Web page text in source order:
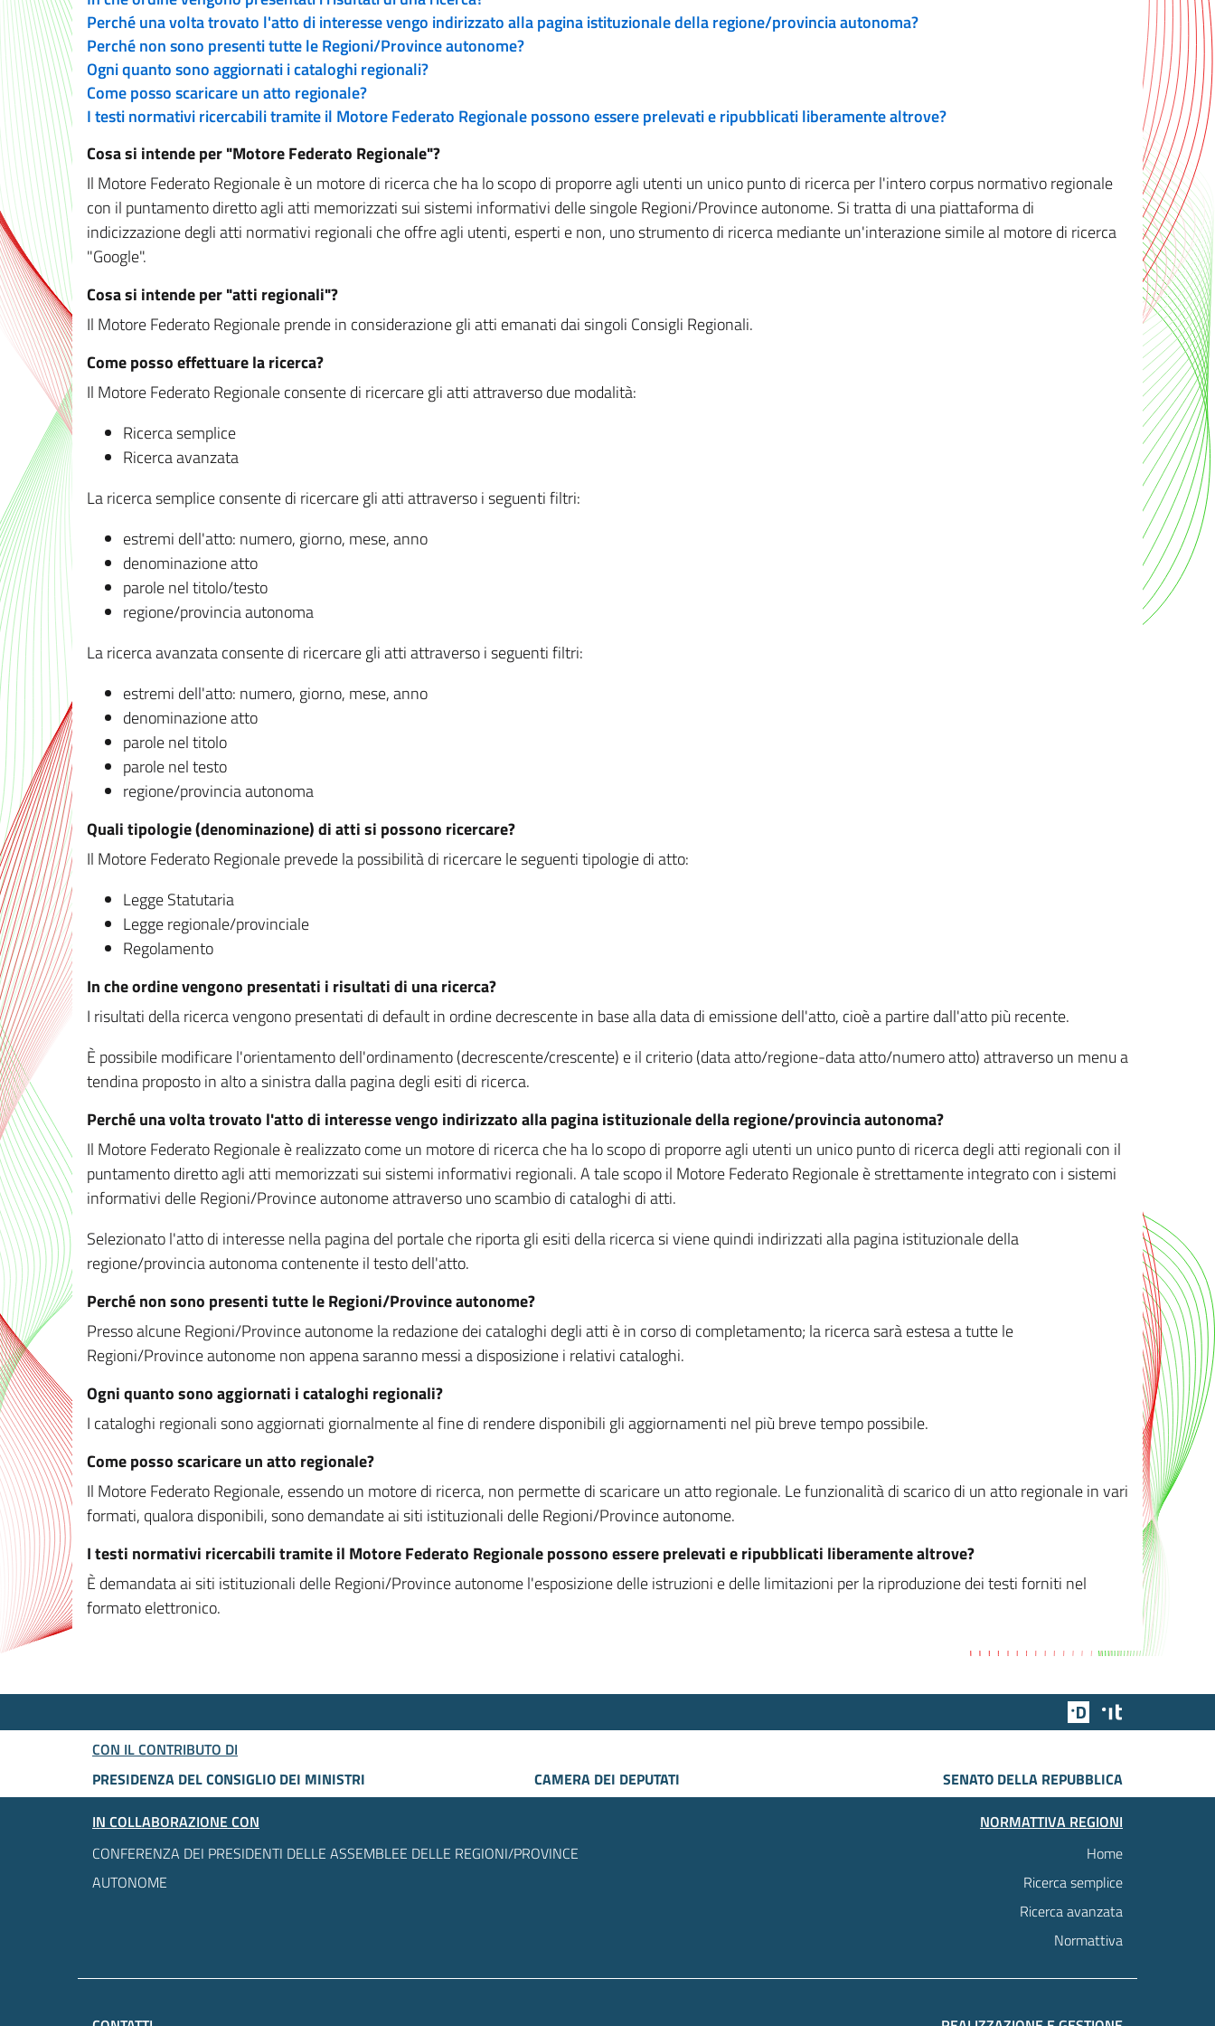
Perché una volta trovato l'atto di interesse vengo indirizzato alla pagina istituzionale della regione/provincia autonoma?
Perché non sono presenti tutte le Regioni/Province autonome?
Ogni quanto sono aggiornati i cataloghi regionali?
Come posso scaricare un atto regionale?
I testi normativi ricercabili tramite il Motore Federato Regionale possono essere prelevati e ripubblicati liberamente altrove?
Cosa si intende per "Motore Federato Regionale"?
Il Motore Federato Regionale è un motore di ricerca che ha lo scopo di proporre agli utenti un unico punto di ricerca per l'intero corpus normativo regionale
con il puntamento diretto agli atti memorizzati sui sistemi informativi delle singole Regioni/Province autonome. Si tratta di una piattaforma di
indicizzazione degli atti normativi regionali che offre agli utenti, esperti e non, uno strumento di ricerca mediante un'interazione simile al motore di ricerca
"Google".
Cosa si intende per "atti regionali"?
Il Motore Federato Regionale prende in considerazione gli atti emanati dai singoli Consigli Regionali.
Come posso effettuare la ricerca?
Il Motore Federato Regionale consente di ricercare gli atti attraverso due modalità:
Ricerca semplice
Ricerca avanzata
La ricerca semplice consente di ricercare gli atti attraverso i seguenti filtri:
estremi dell'atto: numero, giorno, mese, anno
denominazione atto
parole nel titolo/testo
regione/provincia autonoma
La ricerca avanzata consente di ricercare gli atti attraverso i seguenti filtri:
estremi dell'atto: numero, giorno, mese, anno
denominazione atto
parole nel titolo
parole nel testo
regione/provincia autonoma
Quali tipologie (denominazione) di atti si possono ricercare?
Il Motore Federato Regionale prevede la possibilità di ricercare le seguenti tipologie di atto:
Legge Statutaria
Legge regionale/provinciale
Regolamento
In che ordine vengono presentati i risultati di una ricerca?
I risultati della ricerca vengono presentati di default in ordine decrescente in base alla data di emissione dell'atto, cioè a partire dall'atto più recente.
È possibile modificare l'orientamento dell'ordinamento (decrescente/crescente) e il criterio (data atto/regione-data atto/numero atto) attraverso un menu a
tendina proposto in alto a sinistra dalla pagina degli esiti di ricerca.
Perché una volta trovato l'atto di interesse vengo indirizzato alla pagina istituzionale della regione/provincia autonoma?
Il Motore Federato Regionale è realizzato come un motore di ricerca che ha lo scopo di proporre agli utenti un unico punto di ricerca degli atti regionali con il
puntamento diretto agli atti memorizzati sui sistemi informativi regionali. A tale scopo il Motore Federato Regionale è strettamente integrato con i sistemi
informativi delle Regioni/Province autonome attraverso uno scambio di cataloghi di atti.
Selezionato l'atto di interesse nella pagina del portale che riporta gli esiti della ricerca si viene quindi indirizzati alla pagina istituzionale della
regione/provincia autonoma contenente il testo dell'atto.
Perché non sono presenti tutte le Regioni/Province autonome?
Presso alcune Regioni/Province autonome la redazione dei cataloghi degli atti è in corso di completamento; la ricerca sarà estesa a tutte le
Regioni/Province autonome non appena saranno messi a disposizione i relativi cataloghi.
Ogni quanto sono aggiornati i cataloghi regionali?
I cataloghi regionali sono aggiornati giornalmente al fine di rendere disponibili gli aggiornamenti nel più breve tempo possibile.
Come posso scaricare un atto regionale?
Il Motore Federato Regionale, essendo un motore di ricerca, non permette di scaricare un atto regionale. Le funzionalità di scarico di un atto regionale in vari
formati, qualora disponibili, sono demandate ai siti istituzionali delle Regioni/Province autonome.
I testi normativi ricercabili tramite il Motore Federato Regionale possono essere prelevati e ripubblicati liberamente altrove?
È demandata ai siti istituzionali delle Regioni/Province autonome l'esposizione delle istruzioni e delle limitazioni per la riproduzione dei testi forniti nel
formato elettronico.
Team Digitale
CON IL CONTRIBUTO DI
PRESIDENZA DEL CONSIGLIO DEI MINISTRI
CAMERA DEI DEPUTATI
SENATO DELLA REPUBBLICA
IN COLLABORAZIONE CON
CONFERENZA DEI PRESIDENTI DELLE ASSEMBLEE DELLE REGIONI/PROVINCE
AUTONOME
NORMATTIVA REGIONI
Home
Ricerca semplice
Ricerca avanzata
Normattiva